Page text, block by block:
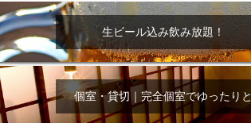
生ビール込み飲み放題！
個室・貸切｜完全個室でゆったりと